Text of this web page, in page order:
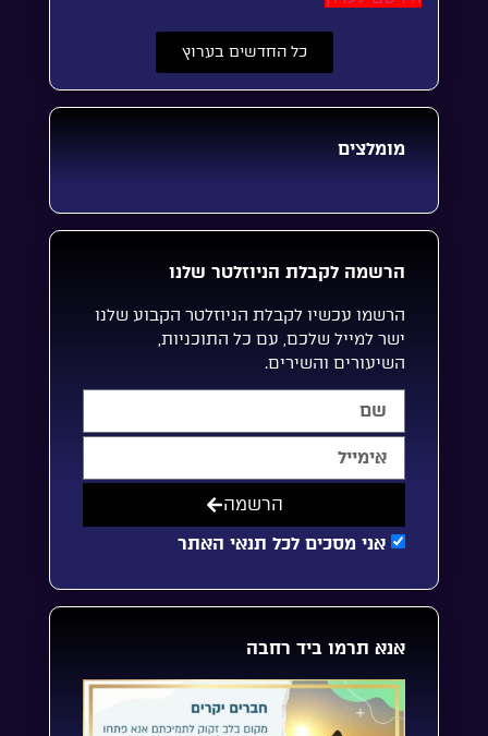
כל החדשים בערוץ
מומלצים
הרשמה לקבלת הניוזלטר שלנו
הרשמו עכשיו לקבלת הניוזלטר הקבוע שלנו
ישר למייל שלכם, עם כל התוכניות,
השיעורים והשירים.
אני מסכים לכל תנאי האתר
הרשמה
אנא תרמו ביד רחבה